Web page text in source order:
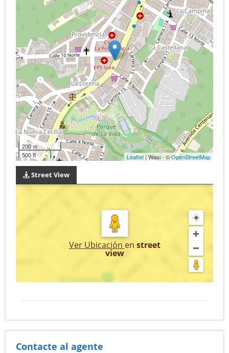
200 m
500 ft
Leaflet| Wasi - ©OpenStreetMap
Street View
Ver Ubicación en street
view
Contacte al agente